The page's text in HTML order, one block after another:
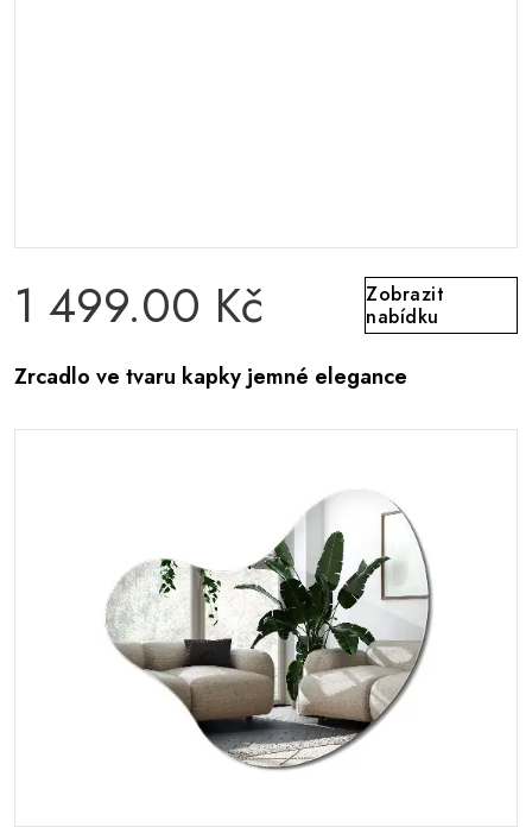
1 499.00 Kč
Zobrazit
nabídku
Zrcadlo ve tvaru kapky jemné elegance